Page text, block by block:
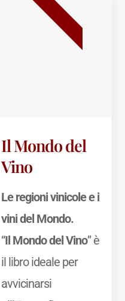
Il Mondo del
Vino
Le regioni vinicole e i
vini del Mondo.
“Il Mondo del Vino” è
il libro ideale per
avvicinarsi
BESTSELLER